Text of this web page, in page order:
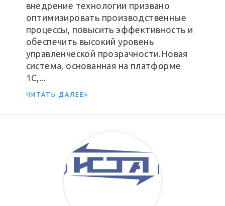
внедрение технологии призвано
оптимизировать производственные
процессы, повысить эффективность и
обеспечить высокий уровень
управленческой прозрачности.Новая
система, основанная на платформе
1С,...
ЧИТАТЬ ДАЛЕЕ